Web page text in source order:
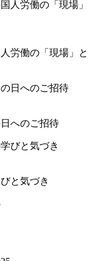
労働の「現場」と
へのご招待
と気づき